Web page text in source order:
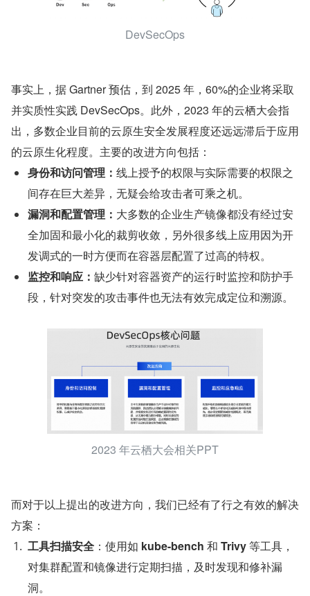
DevSecOps
事实上，据 Gartner 预估，到 2025 年，60%的企业将采取
并实质性实践 DevSecOps。此外，2023 年的云栖大会指
出，多数企业目前的云原生安全发展程度还远远滞后于应用
的云原生化程度。主要的改进方向包括：
身份和访问管理： 线上授予的权限与实际需要的权限之
间存在巨大差异，无疑会给攻击者可乘之机。
漏洞和配置管理： 大多数的企业生产镜像都没有经过安
全加固和最小化的裁剪收敛，另外很多线上应用因为开
发调式的一时方便而在容器层配置了过高的特权。
监控和响应： 缺少针对容器资产的运行时监控和防护手
段，针对突发的攻击事件也无法有效完成定位和溯源。
2023 年云栖大会相关PPT
而对于以上提出的改进方向，我们已经有了行之有效的解决
方案：
工具扫描安全 ：使用如 kube-bench 和 Trivy 等工具，
对集群配置和镜像进行定期扫描，及时发现和修补漏
洞。